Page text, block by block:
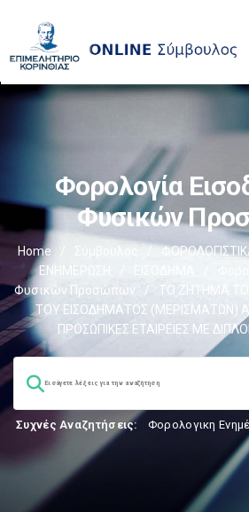
Φορολογία
Φυσικών
Home Σύμβουλος /
ΕΝΗΜΕΡΩΣΗ
ΕΙΣΟΔΗΜΑ
Φυσικών Προσώπων
/
ΤΟ ΖΗΤΗΜΑ
ΤΟΥ ΕΙΣΟΔΗΜΑΤΟΣ (ΜΕΡΙΣΜΑΤΩΝ)
ΠΡΟΣΩΠΙΚΕΣ ΕΤΑΙΡΕΙΕΣ ΜΕ
Συχνές Αναζητήσεις: Φορολογικη